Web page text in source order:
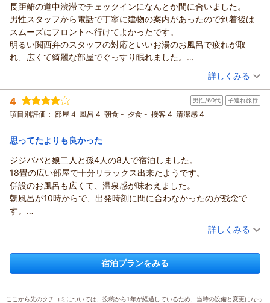
長距離の道中渋滞でチェックインになんとか間に合いました。
男性スタッフから電話で丁寧に建物の案内があったので到着後は
スムーズにフロントへ行けてよかったです。
明るい関西弁のスタッフの対応といいお湯のお風呂で疲れが取
れ、広くて綺麗な部屋でぐっすり眠れました。
（投稿日：2025/09/23）
宿泊時期： 2025年09月宿泊 (出張)
投稿者： Bisqueさん
宿泊プラン： 【素泊まり】リニューアル和室！さらにお得☆アメニティ無し
特価プラン☆美肌温泉の利用可
和室 食事なし
宿泊価格帯： 6,001～7,000円(大人一人あたり/税込)
詳しくみる
4 男性/60代 子連れ旅行
項目別評価： 部屋 4 風呂 4 朝食 - 夕食 - 接客 4 清潔感 4
思ってたよりも良かった
ジジババと娘二人と孫4人の8人で宿泊しました。
18畳の広い部屋で十分リラックス出来たようです。
併設のお風呂も広くて、温泉感が味わえました。
朝風呂が10時からで、出発時刻に間に合わなかったのが残念で
す。
風呂に行く通路に喫煙所があって喫煙者としては満足です。
食事については、宿から何らかの案内が欲しかったです。
焼肉は予約もできてスムースに食べられたのに、寿司組は焼肉が
終わって迎えの電話をかけたらまだ案内もされてないとの事。寿
司組はコンビニで済ませました。残念！
（投稿日：2025/08/14）
宿泊時期： 2025年08月宿泊 (子連れ旅行)
投稿者： タカサンさん(男性/60代)
【ネット限定】和室18畳ひろびろ素泊まりプラン☆美肌温泉の
利用可♪【駐車場無料】
宿泊価格帯： 11,001～12,000円(大人一人あたり/税込)
詳しくみる
宿泊プランをみる
ここから先のクチコミについては、投稿から1年が経過しているため、当時の設備と変更になっ